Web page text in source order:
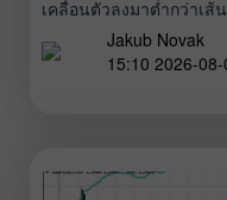
เคลื่อนตัวลงมาต่ำกว่าเส้
เงินมีข้อจำกัด การทดสอบ
Buy Scenario No. 2 ทำง
Jakub Novak
15:10 2026-